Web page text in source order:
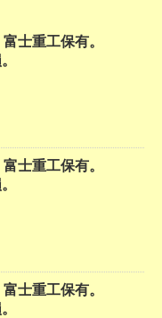
士重工保有。
士重工保有。
士重工保有。